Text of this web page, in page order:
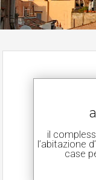
il
l’abitazione
case